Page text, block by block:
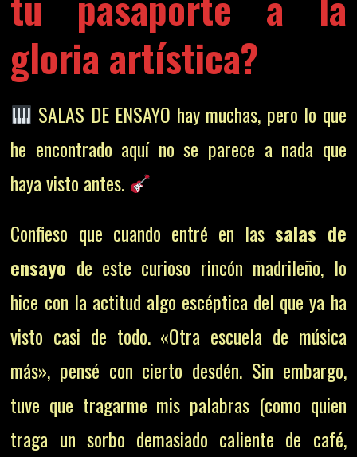
gloria artística?
SALAS DE ENSAYO hay muchas, pero lo que
he encontrado aquí no se parece a nada que
haya visto antes.
Confieso que cuando entré en lassalas de
ensayo de este curioso rincón madrileño, lo
hice con la actitud algo escéptica del que ya ha
visto casi de todo. «Otra escuela de música
más», pensé con cierto desdén. Sin embargo,
tuve que tragarme mis palabras (como quien
traga un sorbo demasiado caliente de café,